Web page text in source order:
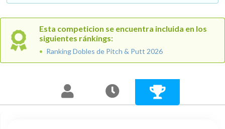
Esta competicion se encuentra incluida en los
siguientes ránkings:
Ranking Dobles de Pitch & Putt 2026